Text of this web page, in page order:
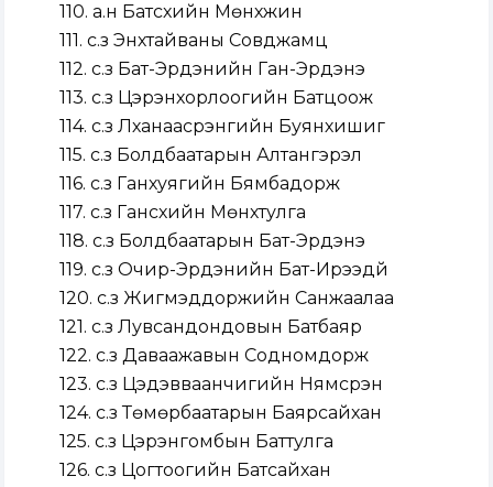
110. а.н Батсүхийн Мөнхжин
111. с.з Энхтайваны Совджамц
112. с.з Бат-Эрдэнийн Ган-Эрдэнэ
113. с.з Цэрэнхорлоогийн Батцоож
114. с.з Лханаасүрэнгийн Буянхишиг
115. с.з Болдбаатарын Алтангэрэл
116. с.з Ганхуягийн Бямбадорж
117. с.з Гансүхийн Мөнхтулга
118. с.з Болдбаатарын Бат-Эрдэнэ
119. с.з Очир-Эрдэнийн Бат-Ирээдүй
120. с.з Жигмэддоржийн Санжаалаа
121. с.з Лувсандондовын Батбаяр
122. с.з Даваажавын Содномдорж
123. с.з Цэдэвваанчигийн Нямсүрэн
124. с.з Төмөрбаатарын Баярсайхан
125. с.з Цэрэнгомбын Баттулга
126. с.з Цогтоогийн Батсайхан